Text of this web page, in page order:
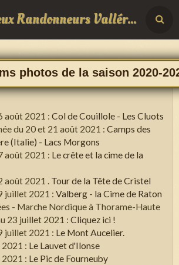
Les Joyeux Randonneurs Vallérois
photos de la saison 2020-
août 2021 : Col de Couillole - Les Cluots
du 20 et 21 août 2021 : Camps des
(Italie) - Lacs Morgons
août 2021 : Le crête et la cime de la
août 2021 . Tour de la Tête de Cristel
juillet 2021 : Valberg - la Cime de Raton
- Marche Nordique à Thorame-Haute
23 juillet 2021 : Cliquez ici !
juillet 2021 : Le Mont Aucelier.
2021 : Le Lauvet d'Ilonse
2021 : Le Pic de Fourneuby